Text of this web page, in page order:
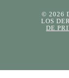
© 2026
LOS
DE